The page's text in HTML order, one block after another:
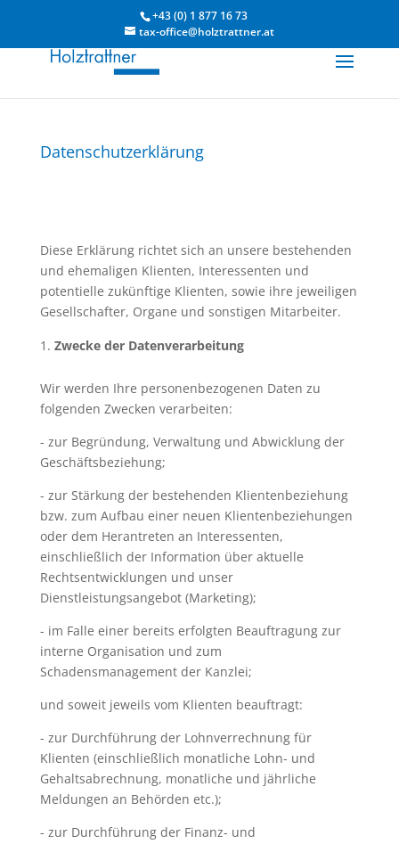
+43 (0) 1 877 16 73
tax-office@holztrattner.at
Datenschutzerklärung
Diese Erklärung richtet sich an unsere bestehenden
und ehemaligen Klienten, Interessenten und
potentielle zukünftige Klienten, sowie ihre jeweiligen
Gesellschafter, Organe und sonstigen Mitarbeiter.
Zwecke der Datenverarbeitung
Wir werden Ihre personenbezogenen Daten zu
folgenden Zwecken verarbeiten:
- zur Begründung, Verwaltung und Abwicklung der
Geschäftsbeziehung;
- zur Stärkung der bestehenden Klientenbeziehung
bzw. zum Aufbau einer neuen Klientenbeziehungen
oder dem Herantreten an Interessenten,
einschließlich der Information über aktuelle
Rechtsentwicklungen und unser
Dienstleistungsangebot (Marketing);
- im Falle einer bereits erfolgten Beauftragung zur
interne Organisation und zum
Schadensmanagement der Kanzlei;
und soweit jeweils vom Klienten beauftragt:
- zur Durchführung der Lohnverrechnung für
Klienten (einschließlich monatliche Lohn- und
Gehaltsabrechnung, monatliche und jährliche
Meldungen an Behörden etc.);
- zur Durchführung der Finanz- und